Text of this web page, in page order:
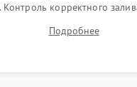
корректного
отсутствия
слива и абсолютной сухости
Подробнее